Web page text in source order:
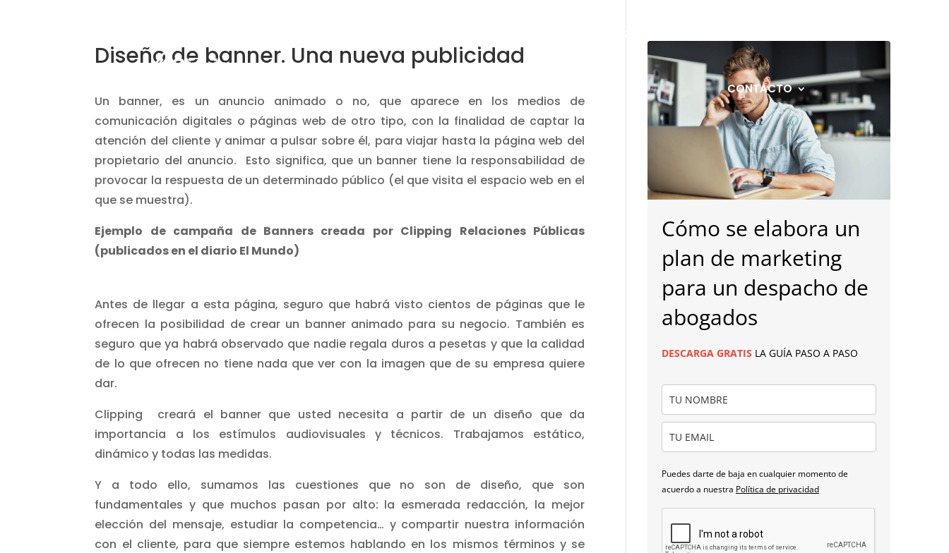
GRÁFICO
CONTACTO
Diseño de banner. Una nueva publicidad
Un banner, es un anuncio animado o no, que aparece en los medios de
comunicación digitales o páginas web de otro tipo, con la finalidad de captar la
atención del cliente y animar a pulsar sobre él, para viajar hasta la página web del
propietario del anuncio. Esto significa, que un banner tiene la responsabilidad de
provocar la respuesta de un determinado público (el que visita el espacio web en el
que se muestra).
Ejemplo de campaña de Banners creada por Clipping Relaciones Públicas
(publicados en el diario El Mundo)
Antes de llegar a esta página, seguro que habrá visto cientos de páginas que le
ofrecen la posibilidad de crear un banner animado para su negocio. También es
seguro que ya habrá observado que nadie regala duros a pesetas y que la calidad
de lo que ofrecen no tiene nada que ver con la imagen que de su empresa quiere
dar.
Clipping creará el banner que usted necesita a partir de un diseño que da
importancia a los estímulos audiovisuales y técnicos. Trabajamos estático,
dinámico y todas las medidas.
Y a todo ello, sumamos las cuestiones que no son de diseño, que son
fundamentales y que muchos pasan por alto: la esmerada redacción, la mejor
elección del mensaje, estudiar la competencia… y compartir nuestra información
con el cliente, para que siempre estemos hablando en los mismos términos y se
Cómo se elabora un
plan de marketing
para un despacho de
abogados
DESCARGA GRATIS LA GUÍA PASO A PASO
Puedes darte de baja en cualquier momento de
acuerdo a nuestra Política de privacidad